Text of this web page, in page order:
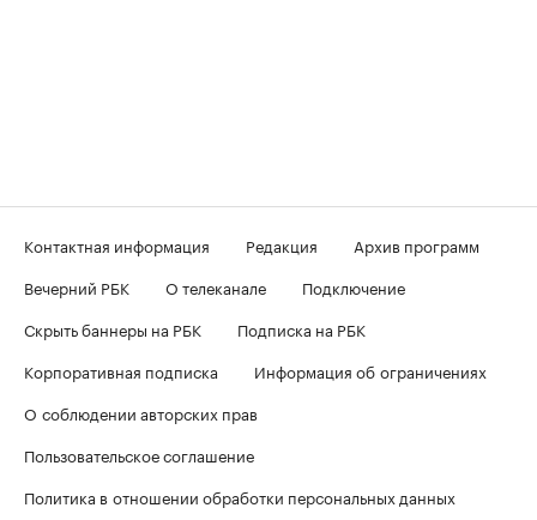
Контактная информация Редакция
Архив программ
Вечерний РБК
О телеканале
Подключение
Скрыть баннеры на РБК
Подписка на РБК
Корпоративная подписка
Информация об ограничениях
О соблюдении авторских прав
Пользовательское соглашение
Политика в отношении обработки персональных данных